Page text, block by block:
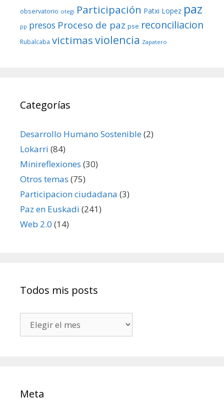
observatorio otegi Participación Patxi Lopez paz
pp presos Proceso de paz pse reconciliacion
Rubalcaba victimasviolencia Zapatero
Categorías
Desarrollo Humano Sostenible(2)
Lokarri (84)
Minireflexiones (30)
Otros temas (75)
Participacion ciudadana (3)
Paz en Euskadi (241)
Web 2.0 (14)
Todos mis posts
mis
Meta